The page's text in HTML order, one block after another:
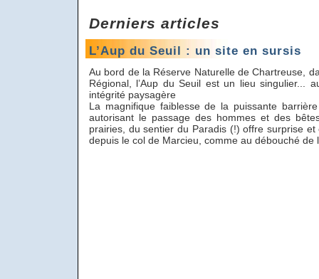
Derniers articles
L’Aup du Seuil : un site en sursis
Au bord de la Réserve Naturelle de Chartreuse,
Régional, l’Aup du Seuil est un lieu singulier...
intégrité paysagère
La magnifique faiblesse de la puissante
autorisant le passage des hommes et des
prairies, du sentier du Paradis (!) offre surprise
depuis le col de Marcieu, comme au débouché de